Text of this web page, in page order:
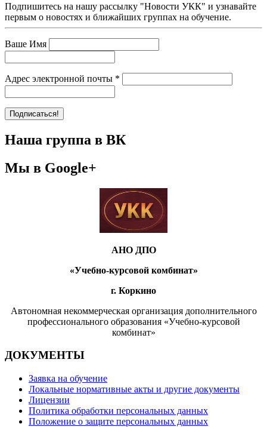
Подпишитесь на нашу рассылку "Новости УКК" и узнавайте
первым о новостях и ближайших группах на обучение.
Ваше Имя
Адрес электронной почты *
Наша группа в ВК
Мы в Google+
АНО ДПО
«Учебно-курсовой комбинат»
г. Коркино
Автономная некоммерческая организация дополнительного
профессионального образования «Учебно-курсовой
комбинат»
ДОКУМЕНТЫ
Заявка на обучение
Локальные нормативные акты и другие документы
Лицензии
Политика обработки персональных данных
Положение о защите персональных данных